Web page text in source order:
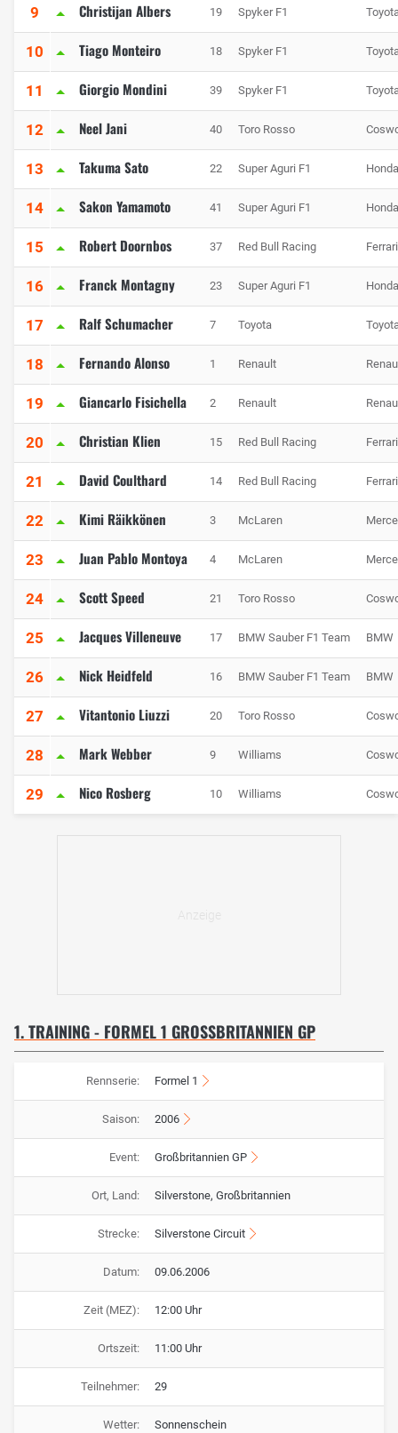
9 Christijan Albers 19 Spyker F1
10 Tiago Monteiro 18 Spyker F1
11 Giorgio Mondini 39 Spyker F1
12 Neel Jani 40 Toro Rosso
13 Takuma Sato 22 Super Aguri F1 Honda
14 Sakon Yamamoto 41 Super Aguri F1 Honda
15 Robert Doornbos 37 Red Bull Racing Ferrari
16 Franck Montagny 23 Super Aguri F1 Honda
17 Ralf Schumacher 7 Toyota
18 Fernando Alonso 1 Renault
19 Giancarlo Fisichella 2 Renault
20 Christian Klien 15 Red Bull Racing Ferrari
21 David Coulthard 14 Red Bull Racing Ferrari
22 Kimi Räikkönen 3 McLaren
23 Juan Pablo Montoya 4 McLaren
24 Scott Speed 21 Toro Rosso
25 Jacques Villeneuve 17 BMW Sauber F1 Team BMW
26 Nick Heidfeld 16 BMW Sauber F1 Team BMW
27 Vitantonio Liuzzi 20 Toro Rosso
28 Mark Webber 9 Williams
29 Nico Rosberg 10 Williams
1. TRAINING - FORMEL 1 GROSSBRITANNIEN GP
Rennserie: Formel 1
Saison: 2006
Event: Großbritannien GP
Ort, Land: Silverstone, Großbritannien
Strecke: Silverstone Circuit
Datum: 09.06.2006
Zeit (MEZ): 12:00 Uhr
Ortszeit: 11:00 Uhr
Teilnehmer: 29
Wetter: Sonnenschein